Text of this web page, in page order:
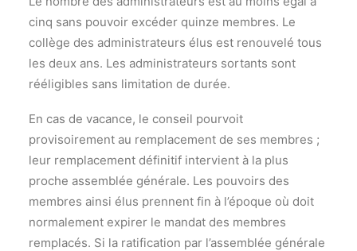
cinq sans pouvoir excéder quinze membres. Le
collège des administrateurs élus est renouvelé tous
les deux ans. Les administrateurs sortants sont
rééligibles sans limitation de durée.
En cas de vacance, le conseil pourvoit
provisoirement au remplacement de ses membres ;
leur remplacement définitif intervient à la plus
proche assemblée générale. Les pouvoirs des
membres ainsi élus prennent fin à l’époque où doit
normalement expirer le mandat des membres
remplacés. Si la ratification par l’assemblée générale